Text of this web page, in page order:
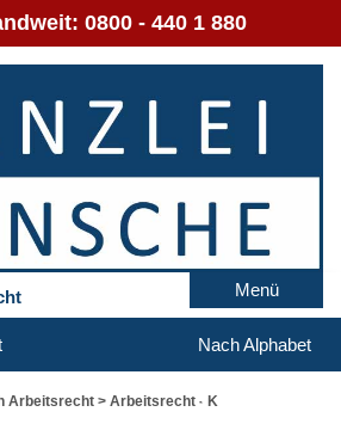
0800 - 440 1 880
Menü
Nach Alphabet
Arbeitsrecht > Arbeitsrecht - K